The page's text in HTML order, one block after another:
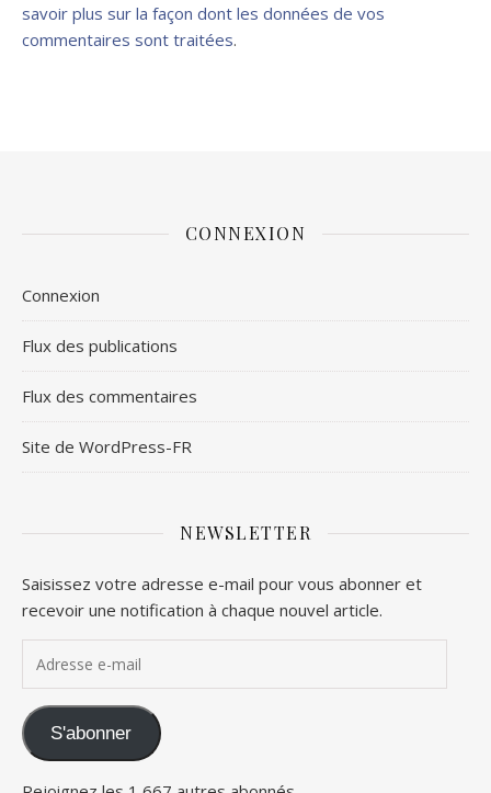
savoir plus sur la façon dont les données de vos
commentaires sont traitées.
CONNEXION
Connexion
Flux des publications
Flux des commentaires
Site de WordPress-FR
NEWSLETTER
Saisissez votre adresse e-mail pour vous abonner et
recevoir une notification à chaque nouvel article.
S'abonner